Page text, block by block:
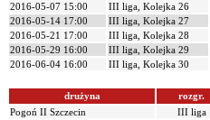
2016-05-07 15:00
III liga, Kolejka 26
2016-05-14 17:00
III liga, Kolejka 27
2016-05-21 17:00
III liga, Kolejka 28
2016-05-29 16:00
III liga, Kolejka 29
2016-06-04 16:00
III liga, Kolejka 30
drużyna rozgr.
Pogoń II Szczecin
III liga